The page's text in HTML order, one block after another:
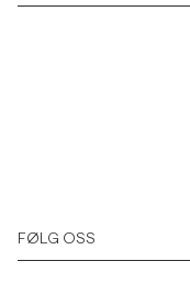
FØLG OSS